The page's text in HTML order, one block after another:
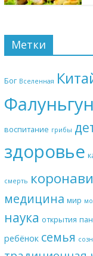
Метки
Бог Вселенная
Фалуньгун
воспитание грибы
здоровье
смерть
медицина мир
наука открытия
ребёнок семья